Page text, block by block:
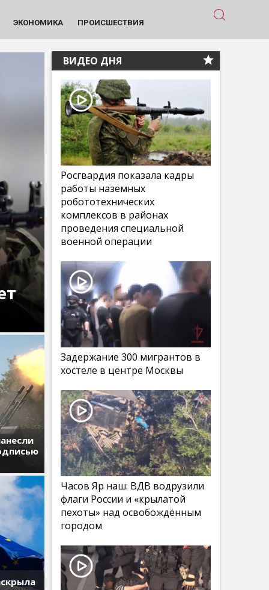
ЭКОНОМИКА ПРОИСШЕСТВИЯ
ВИДЕО ДНЯ
Росгвардия показала кадры
работы наземных
робототехнических
комплексов в районах
проведения специальной
военной операции
Задержание 300 мигрантов в
хостеле в центре Москвы
Часов Яр наш: ВДВ водрузили
флаги России и «крылатой
пехоты» над освобождённым
городом